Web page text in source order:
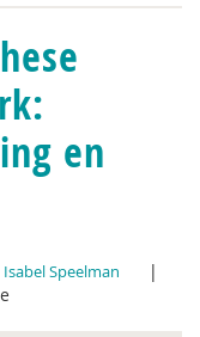
en
Isabel Speelman
|